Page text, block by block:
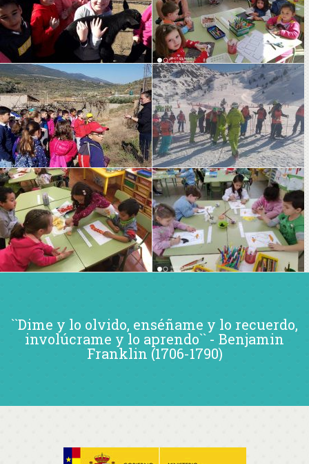
``Yo no enseño a mis alumnos, solo les
proporciono las condiciones en las que
puedan aprender`` - Albert Einstein (1879-
penetrar en el bello y maravilloso mundo
con mis colegas, más; con mis alumnos